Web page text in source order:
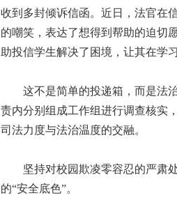
收到多封倾诉信函。近日，法官在
的嘲笑，表达了想得到帮助的迫切
助投信学生解决了困境，让其在学
这不是简单的投递箱，而是法治
责内分别组成工作组进行调查核实
司法力度与法治温度的交融。
坚持对校园欺凌零容忍的严肃处
的“安全底色”。